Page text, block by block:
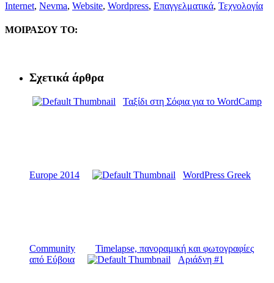
Internet, Nevma, Website, Wordpress, Επαγγελματικά, Τεχνολογία
ΜΟΙΡΑΣΟΥ ΤΟ:
Σχετικά άρθρα
Ταξίδι στη Σόφια για το WordCamp
Europe 2014 WordPress Greek
Community
Timelapse, πανοραμική και φωτογραφίες
από Εύβοια
Αριάδνη #1